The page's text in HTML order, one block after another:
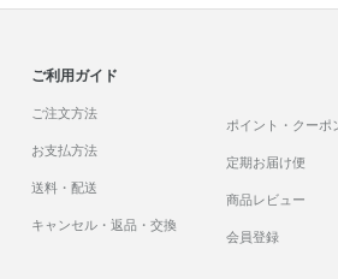
ご利用ガイド
ご注文方法
お支払方法
送料・配送
キャンセル・返品・交換
ポイント・クーポ
定期お届け便
商品レビュー
会員登録